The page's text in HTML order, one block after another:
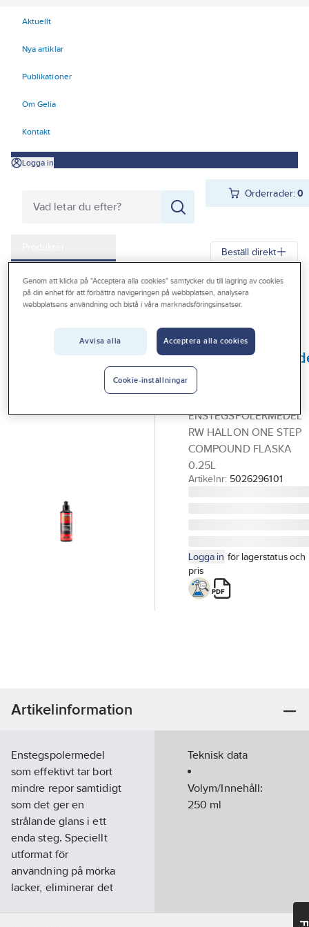
Aktuellt
Nya artiklar
Publikationer
Om Gelia
Kontakt
Logga in
Orderrader:0
Outlet
Beställ direkt
Gelia Produkter
Gelia Förnödenheter & Förbrukning
Rengöring och städ
Polermedel
GÖRDETMEDRW
Compound
ENSTEGSPOLERMEDEL
RW HALLON ONE STEP
COMPOUND FLASKA
0.25L
Artikelnr: 5026296101
Logga in för lagerstatus och
pris
Artikelinformation
Enstegspolermedel
som effektivt tar bort
mindre repor samtidigt
som det ger en
strålande glans i ett
enda steg. Speciellt
utformat för
användning på mörka
lacker, eliminerar det
Teknisk data
Volym/Innehåll:
250 ml
Genom att klicka på "Acceptera alla cookies" samtycker du till lagring av cookies
på din enhet för att förbättra navigeringen på webbplatsen, analysera
webbplatsens användning och bistå i våra marknadsföringsinsatser.
Avvisa alla Acceptera alla cookies
Cookie-inställningar